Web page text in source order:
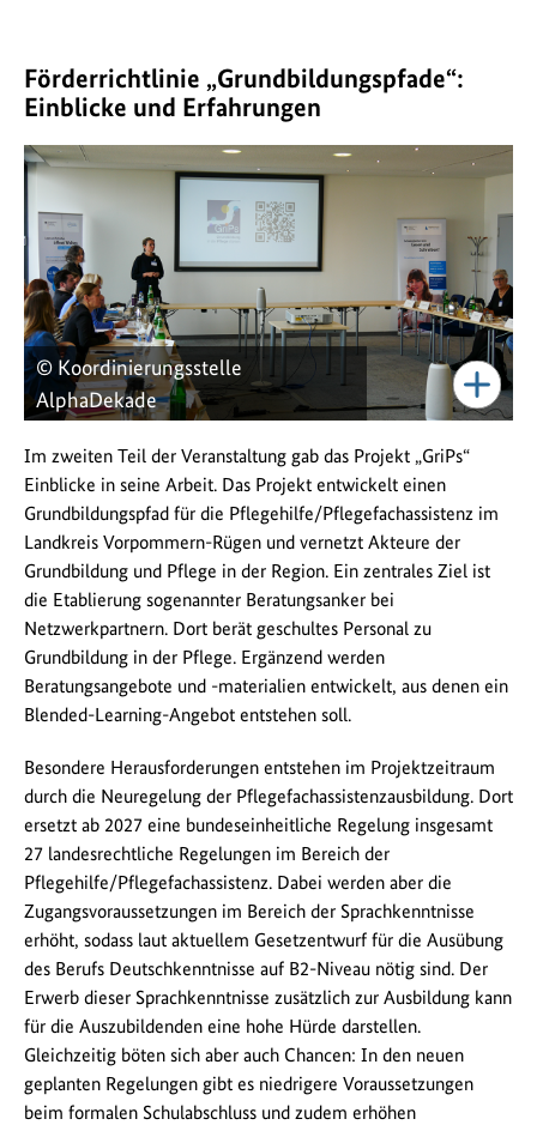
Förderrichtlinie „Grundbildungspfade“:
Einblicke und Erfahrungen
© Koordinierungsstelle
AlphaDekade
Im zweiten Teil der Veranstaltung gab das Projekt „GriPs“
Einblicke in seine Arbeit. Das Projekt entwickelt einen
Grundbildungspfad für die Pflegehilfe/Pflegefachassistenz im
Landkreis Vorpommern-Rügen und vernetzt Akteure der
Grundbildung und Pflege in der Region. Ein zentrales Ziel ist
die Etablierung sogenannter Beratungsanker bei
Netzwerkpartnern. Dort berät geschultes Personal zu
Grundbildung in der Pflege. Ergänzend werden
Beratungsangebote und -materialien entwickelt, aus denen ein
Blended-Learning-Angebot entstehen soll.
Besondere Herausforderungen entstehen im Projektzeitraum
durch die Neuregelung der Pflegefachassistenzausbildung. Dort
ersetzt ab 2027 eine bundeseinheitliche Regelung insgesamt
27 landesrechtliche Regelungen im Bereich der
Pflegehilfe/Pflegefachassistenz. Dabei werden aber die
Zugangsvoraussetzungen im Bereich der Sprachkenntnisse
erhöht, sodass laut aktuellem Gesetzentwurf für die Ausübung
des Berufs Deutschkenntnisse auf B2-Niveau nötig sind. Der
Erwerb dieser Sprachkenntnisse zusätzlich zur Ausbildung kann
für die Auszubildenden eine hohe Hürde darstellen.
Gleichzeitig böten sich aber auch Chancen: In den neuen
geplanten Regelungen gibt es niedrigere Voraussetzungen
beim formalen Schulabschluss und zudem erhöhen